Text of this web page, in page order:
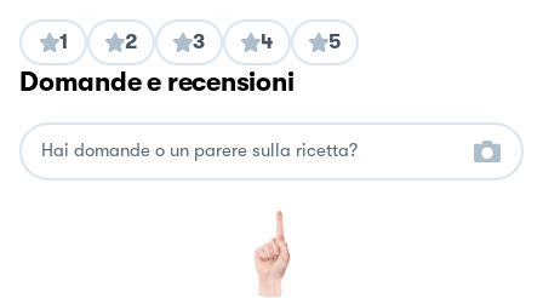
1 2 3 4 5
Domande e recensioni